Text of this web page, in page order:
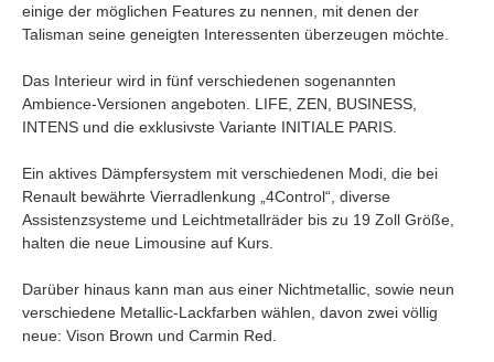
einige der möglichen Features zu nennen, mit denen der
Talisman seine geneigten Interessenten überzeugen möchte.
Das Interieur wird in fünf verschiedenen sogenannten
Ambience-Versionen angeboten. LIFE, ZEN, BUSINESS,
INTENS und die exklusivste Variante INITIALE PARIS.
Ein aktives Dämpfersystem mit verschiedenen Modi, die bei
Renault bewährte Vierradlenkung „4Control“, diverse
Assistenzsysteme und Leichtmetallräder bis zu 19 Zoll Größe,
halten die neue Limousine auf Kurs.
Darüber hinaus kann man aus einer Nichtmetallic, sowie neun
verschiedene Metallic-Lackfarben wählen, davon zwei völlig
neue: Vison Brown und Carmin Red.